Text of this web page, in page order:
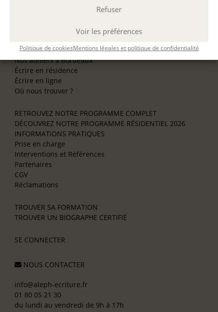
Refuser
Voir les préférences
Politique de cookiesMentions légales et politique de confidentialité
Nos ateliers à Lyon
Nos ateliers à Bordeaux
Écrire en résidence
Écrire en ligne
Où nous trouver ?
RETROUVEZ NOTRE PROGRAMME COMPLET
DÉCOUVREZ NOTRE PROGRAMME RÉSIDENTIEL 2026
INFORMATIONS PRATIQUES
Prise en charge
Interventions et Références
Partenaires
CGV
Réclamations
TROUVER SA FORMATION
TROUVER UN BIOGRAPHE CERTIFIÉ
SE CONNECTER
NOUS CONTACTER
info@aleph-ecriture.fr
01 80 05 21 30
du lundi au vendredi de 9h à 17h